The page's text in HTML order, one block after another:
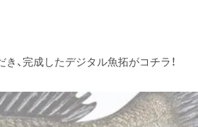
、完成したデジタル魚拓がコチラ！